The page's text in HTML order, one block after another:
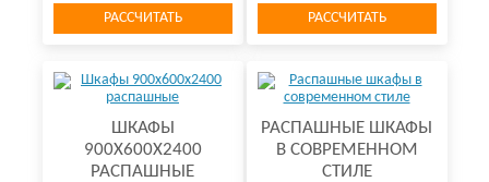
РАССЧИТАТЬ РАССЧИТАТЬ
ШКАФЫ
900Х600Х2400
РАСПАШНЫЕ
РАСПАШНЫЕ ШКАФЫ
В СОВРЕМЕННОМ
СТИЛЕ